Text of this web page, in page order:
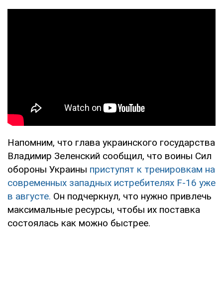
Напомним, что глава украинского государства
Владимир Зеленский сообщил, что воины Сил
обороны Украины приступят к тренировкам на
современных западных истребителях F-16 уже
в августе. Он подчеркнул, что нужно привлечь
максимальные ресурсы, чтобы их поставка
состоялась как можно быстрее.